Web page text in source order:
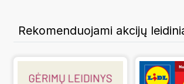
Rekomenduojami akcijų